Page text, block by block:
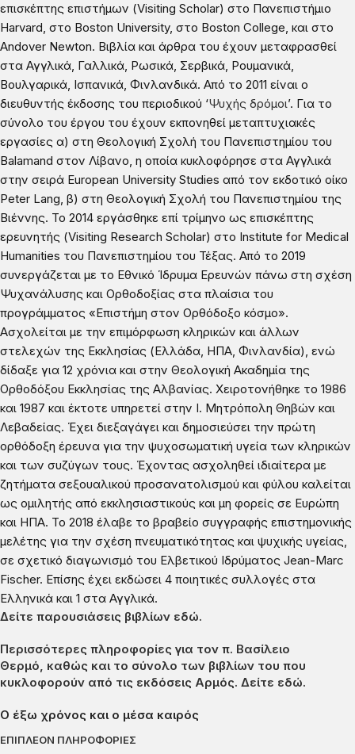
επισκέπτης επιστήμων (Visiting Scholar) στο Πανεπιστήμιο
Harvard, στο Boston University, στο Boston College, και στο
Andover Newton. Βιβλία και άρθρα του έχουν μεταφρασθεί
στα Αγγλικά, Γαλλικά, Ρωσικά, Σερβικά, Ρουμανικά,
Βουλγαρικά, Ισπανικά, Φινλανδικά. Από το 2011 είναι ο
διευθυντής έκδοσης του περιοδικού ‘Ψυχής δρόμοι’. Για το
σύνολο του έργου του έχουν εκπονηθεί μεταπτυχιακές
εργασίες α) στη Θεολογική Σχολή του Πανεπιστημίου του
Balamand στον Λίβανο, η οποία κυκλοφόρησε στα Αγγλικά
στην σειρά Εuropean University Studies από τον εκδοτικό οίκο
Peter Lang, β) στη Θεολογική Σχολή του Πανεπιστημίου της
Βιέννης. Το 2014 εργάσθηκε επί τρίμηνο ως επισκέπτης
ερευνητής (Visiting Research Scholar) στο Institute for Medical
Humanities του Πανεπιστημίου του Τέξας. Από το 2019
συνεργάζεται με το Εθνικό Ίδρυμα Ερευνών πάνω στη σχέση
Ψυχανάλυσης και Ορθοδοξίας στα πλαίσια του
προγράμματος «Επιστήμη στον Ορθόδοξο κόσμο».
Ασχολείται με την επιμόρφωση κληρικών και άλλων
στελεχών της Εκκλησίας (Ελλάδα, ΗΠΑ, Φινλανδία), ενώ
δίδαξε για 12 χρόνια και στην Θεολογική Ακαδημία της
Ορθοδόξου Εκκλησίας της Αλβανίας. Χειροτονήθηκε το 1986
και 1987 και έκτοτε υπηρετεί στην Ι. Μητρόπολη Θηβών και
Λεβαδείας. Έχει διεξαγάγει και δημοσιεύσει την πρώτη
ορθόδοξη έρευνα για την ψυχοσωματική υγεία των κληρικών
και των συζύγων τους. Έχοντας ασχοληθεί ιδιαίτερα με
ζητήματα σεξουαλικού προσανατολισμού και φύλου καλείται
ως ομιλητής από εκκλησιαστικούς και μη φορείς σε Ευρώπη
και ΗΠΑ. Το 2018 έλαβε το βραβείο συγγραφής επιστημονικής
μελέτης για την σχέση πνευματικότητας και ψυχικής υγείας,
σε σχετικό διαγωνισμό του Ελβετικού Ιδρύματος Jean-Marc
Fischer. Επίσης έχει εκδώσει 4 ποιητικές συλλογές στα
Ελληνικά και 1 στα Αγγλικά.
Δείτε παρουσιάσεις βιβλίων εδώ.
Περισσότερες πληροφορίες για τον π. Βασίλειο
Θερμό, καθώς και το σύνολο των βιβλίων του που
κυκλοφορούν από τις εκδόσεις Αρμός. Δείτε εδώ.
Ο έξω χρόνος και ο μέσα καιρός
ΕΠΙΠΛΈΟΝ ΠΛΗΡΟΦΟΡΊΕΣ